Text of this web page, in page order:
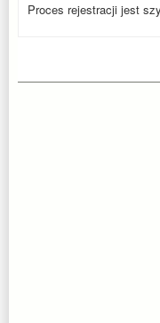
Proces rejestracji jest